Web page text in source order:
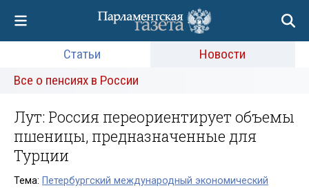
Статьи
Новости
Все о пенсиях в России
Лут: Россия переориентирует объемы
пшеницы, предназначенные для
Турции
Тема: Петербургский международный экономический